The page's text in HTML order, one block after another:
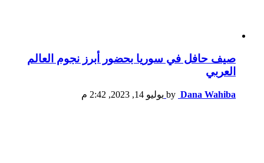
صيف حافل في سوريا بحضور أبرز نجوم العالم
العربي
by Dana Wahiba يوليو 14, 2023, 2:42 م